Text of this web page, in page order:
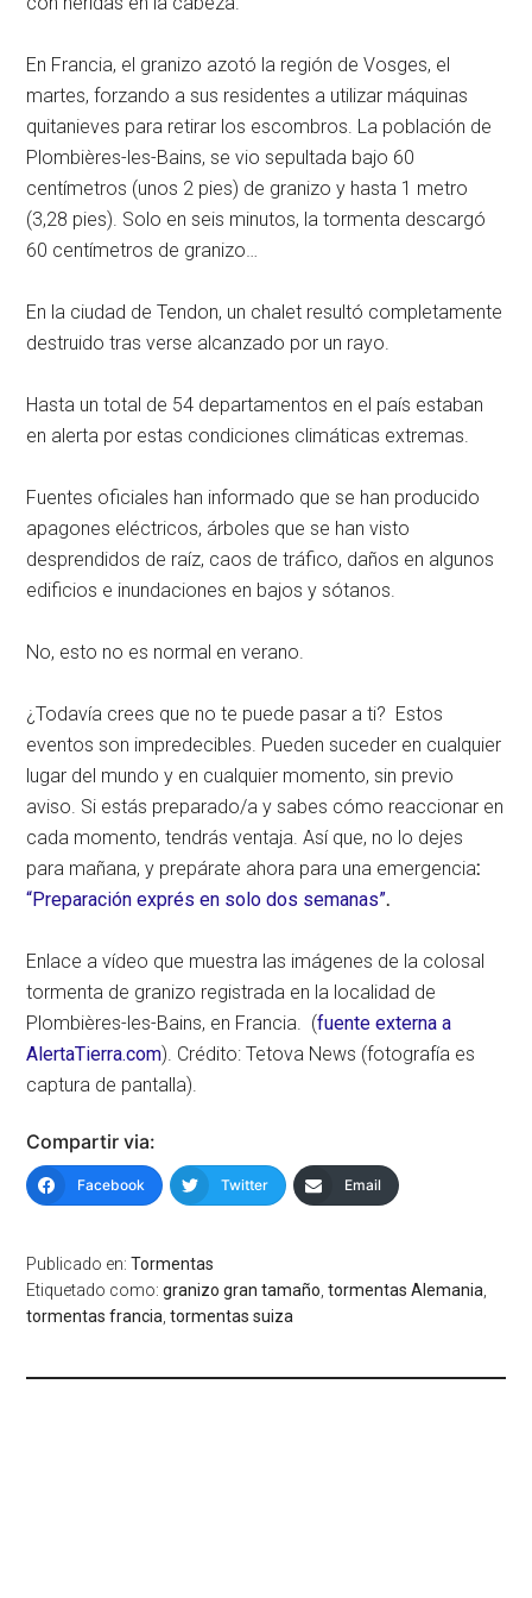
En Francia, el granizo azotó la región de Vosges, el
martes, forzando a sus residentes a utilizar máquinas
quitanieves para retirar los escombros. La población de
Plombières-les-Bains, se vio sepultada bajo 60
centímetros (unos 2 pies) de granizo y hasta 1 metro
(3,28 pies). Solo en seis minutos, la tormenta descargó
60 centímetros de granizo…
En la ciudad de Tendon, un chalet resultó completamente
destruido tras verse alcanzado por un rayo.
Hasta un total de 54 departamentos en el país estaban
en alerta por estas condiciones climáticas extremas.
Fuentes oficiales han informado que se han producido
apagones eléctricos, árboles que se han visto
desprendidos de raíz, caos de tráfico, daños en algunos
edificios e inundaciones en bajos y sótanos.
No, esto no es normal en verano.
¿Todavía crees que no te puede pasar a ti? Estos
eventos son impredecibles. Pueden suceder en cualquier
lugar del mundo y en cualquier momento, sin previo
aviso. Si estás preparado/a y sabes cómo reaccionar en
cada momento, tendrás ventaja. Así que, no lo dejes
para mañana, y prepárate ahora para una emergencia:
“Preparación exprés en solo dos semanas”.
Enlace a vídeo que muestra las imágenes de la colosal
tormenta de granizo registrada en la localidad de
Plombières-les-Bains, en Francia. (fuente externa a
AlertaTierra.com). Crédito: Tetova News (fotografía es
captura de pantalla).
Compartir via:
Facebook Twitter Email
Publicado en:Tormentas
Etiquetado como:granizo gran tamaño ,tormentas Alemania
tormentas francia ,tormentas suiza